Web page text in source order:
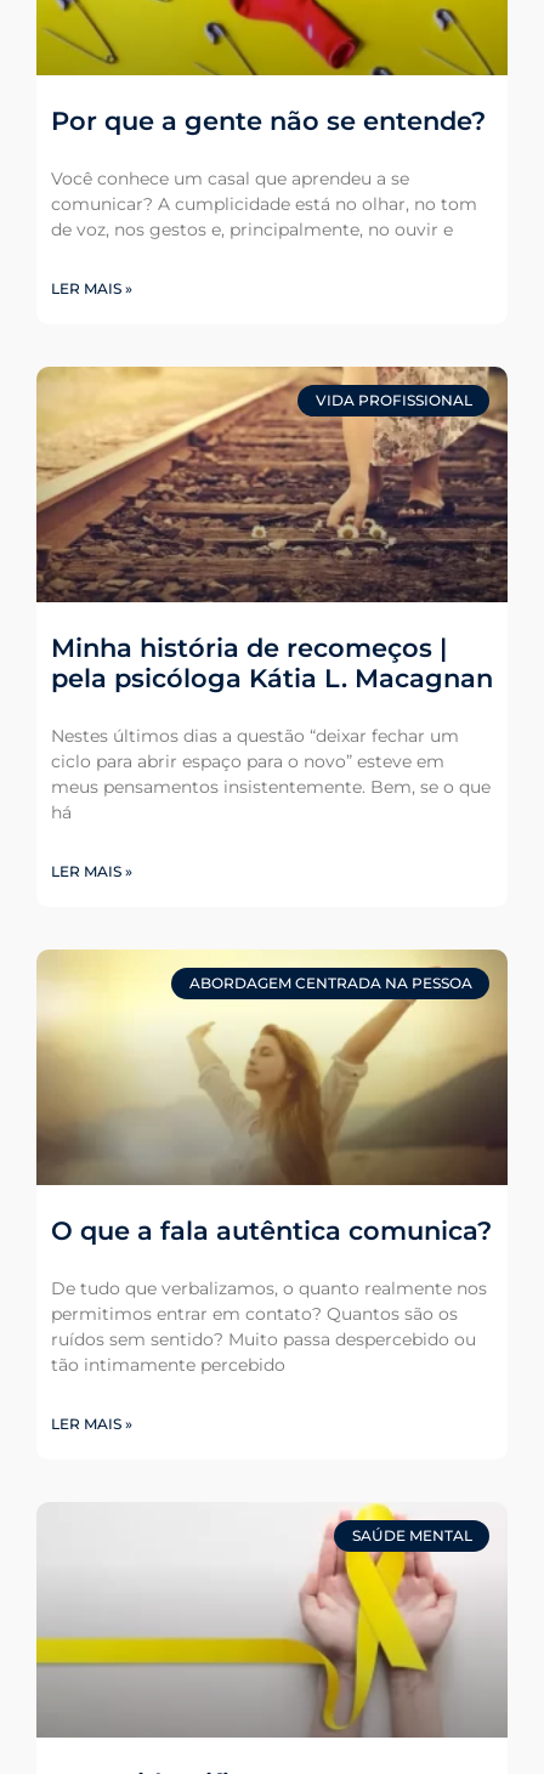
Por que a gente não se entende?
Você conhece um casal que aprendeu a se
comunicar? A cumplicidade está no olhar, no tom
de voz, nos gestos e, principalmente, no ouvir e
LER MAIS »
VIDA PROFISSIONAL
Minha história de recomeços |
pela psicóloga Kátia L. Macagnan
Nestes últimos dias a questão “deixar fechar um
ciclo para abrir espaço para o novo” esteve em
meus pensamentos insistentemente. Bem, se o que
há
LER MAIS »
ABORDAGEM CENTRADA NA PESSOA
O que a fala autêntica comunica?
De tudo que verbalizamos, o quanto realmente nos
permitimos entrar em contato? Quantos são os
ruídos sem sentido? Muito passa despercebido ou
tão intimamente percebido
LER MAIS »
SAÚDE MENTAL